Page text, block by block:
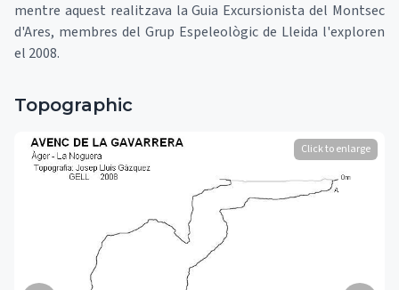
mentre aquest realitzava la Guia Excursionista del Montsec
d'Ares, membres del Grup Espeleològic de Lleida l'exploren
el 2008.
Topographic
Click to enlarge